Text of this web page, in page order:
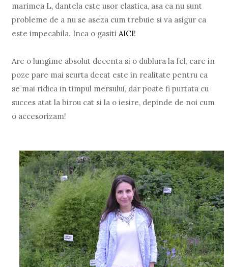
marimea L, dantela este usor elastica, asa ca nu sunt
probleme de a nu se aseza cum trebuie si va asigur ca
este impecabila. Inca o gasitiAICI!
Are o lungime absolut decenta si o dublura la fel, care in
poze pare mai scurta decat este in realitate pentru ca
se mai ridica in timpul mersului, dar poate fi purtata cu
succes atat la birou cat si la o iesire, depinde de noi cum
o accesorizam!